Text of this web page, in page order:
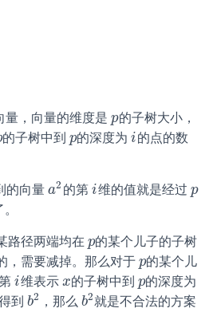
量，向量的维度是p
p的子树大小，
的子树中到p
p的深度为i
i 的点的数
的向量a2
a2 的第 i
i 维的值就是经过 p
p
路径两端均在 p
p的某个儿子的子树
，需要减掉。那么对于 p
p的某个儿
i
i 维表示 x
x的子树中到 p
p的深度为
到b2
b2 ，那么b2
b2就是不合法的方案